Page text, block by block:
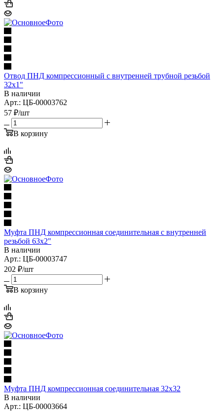
Отвод ПНД компрессионный с внутренней трубной резьбой
32х1"
В наличии
Арт.: ЦБ-00003762
57 ₽/шт
В корзину
Муфта ПНД компрессионная соединительная с внутренней
резьбой 63х2"
В наличии
Арт.: ЦБ-00003747
202 ₽/шт
В корзину
Муфта ПНД компрессионная соединительная 32х32
В наличии
Арт.: ЦБ-00003664